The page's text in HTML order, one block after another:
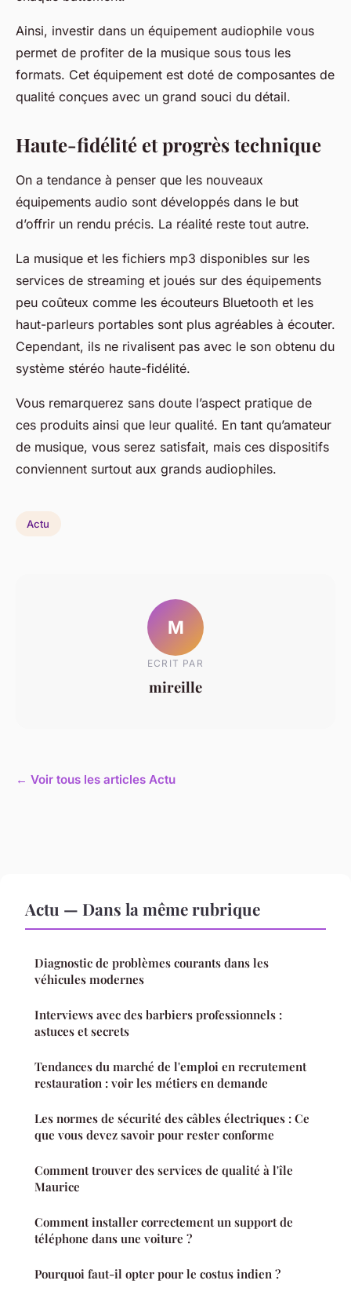
Ainsi, investir dans un équipement audiophile vous
permet de profiter de la musique sous tous les
formats. Cet équipement est doté de composantes de
qualité conçues avec un grand souci du détail.
Haute-fidélité et progrès technique
On a tendance à penser que les nouveaux
équipements audio sont développés dans le but
d’offrir un rendu précis. La réalité reste tout autre.
La musique et les fichiers mp3 disponibles sur les
services de streaming et joués sur des équipements
peu coûteux comme les écouteurs Bluetooth et les
haut-parleurs portables sont plus agréables à écouter.
Cependant, ils ne rivalisent pas avec le son obtenu du
système stéréo haute-fidélité.
Vous remarquerez sans doute l’aspect pratique de
ces produits ainsi que leur qualité. En tant qu’amateur
de musique, vous serez satisfait, mais ces dispositifs
conviennent surtout aux grands audiophiles.
Actu
M
ECRIT PAR
mireille
← Voir tous les articles Actu
Actu — Dans la même rubrique
Diagnostic de problèmes courants dans les
véhicules modernes
Interviews avec des barbiers professionnels :
astuces et secrets
Tendances du marché de l'emploi en recrutement
restauration : voir les métiers en demande
Les normes de sécurité des câbles électriques : Ce
que vous devez savoir pour rester conforme
Comment trouver des services de qualité à l'île
Maurice
Comment installer correctement un support de
téléphone dans une voiture ?
Pourquoi faut-il opter pour le costus indien ?